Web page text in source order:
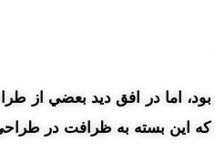
اما در افق ديد بعضي از
که اين بسته به ظرافت در